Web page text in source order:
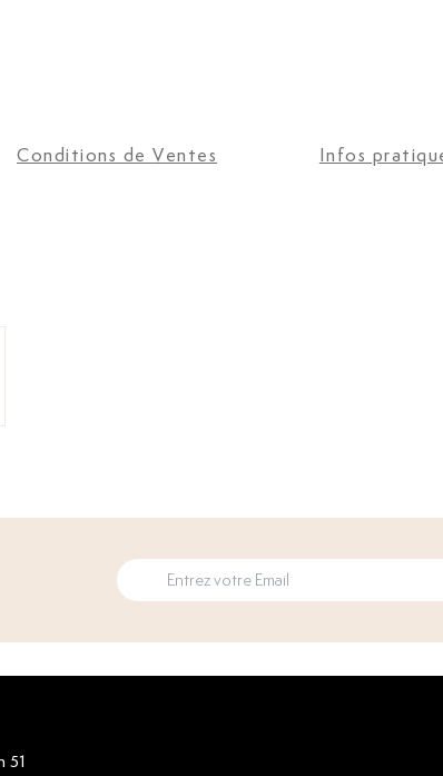
Conditions de Ventes Infos
51